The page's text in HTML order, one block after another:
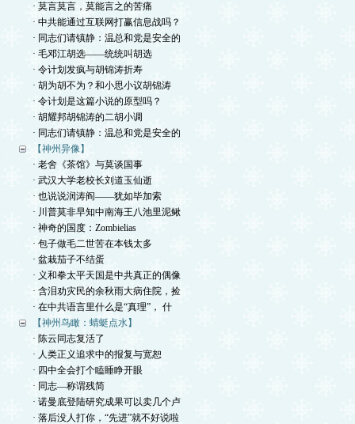
· 莫言莫言，莫能言之的苦痛
· 中共能通过互联网打赢信息战吗？
· 同志们请镇静：温总和党是安全的
· 毛邓江胡选——统统叫胡选
· 令计划发疯与胡锦涛折寿
· 胡为胡不为？和小思小议胡锦涛
· 令计划是这篇小说的原型吗？
· 胡耀邦胡锦涛的二胡小调
· 同志们请镇静：温总和党是安全的
【神州异像】
· 老舍《茶馆》与莫谈国事
· 武汉大学老校长刘道玉仙逝
· 也说说润涛阎——犹如毕加索
· 川普莫非早知中南海王八池里泥鳅
· 神奇的国度：Zombielias
· 包子做毛二世苦在本钱太多
· 盆栽茄子不结蛋
· 义和拳太平天国是中共真正的偶像
· 含泪劝灾民的余秋雨大病住院，捡
· 在中共语言里什么是“真理”， 什
【神州鸟瞰：蜻蜓点水】
· 陈云同志复活了
· 人类正义追求中的报复与宽恕
· 四中全会打个瞌睡睁开眼
· 同志—称谓残简
· 诺曼底登陆研究成果可以卖几个卢
· 落后没人打你，“先进”就不好说啦